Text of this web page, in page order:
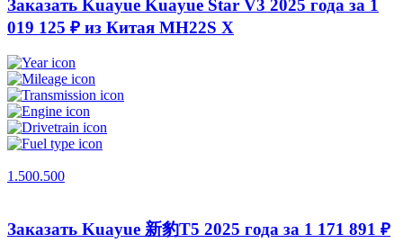
Заказать Kuayue Kuayue Star V3 2025 года за 1
019 125 ₽ из Китая MH22S X
1.500.500
Заказать Kuayue 新豹T5 2025 года за 1 171 891 ₽